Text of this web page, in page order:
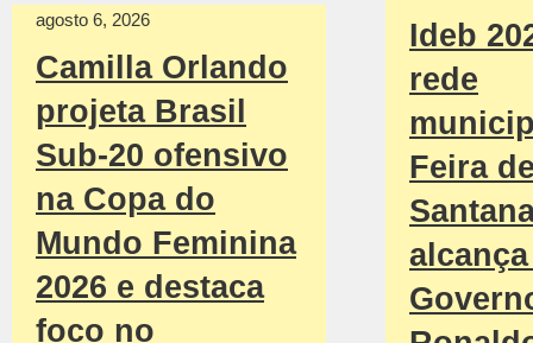
agosto 6, 2026
Camilla Orlando
projeta Brasil
Sub-20 ofensivo
na Copa do
Mundo Feminina
2026 e destaca
foco no
Ideb
rede
Feira